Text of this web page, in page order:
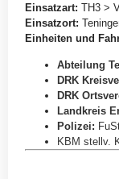
Einsatzart: TH3 >
Einsatzort:
Einheiten und
Abteilung
DRK
DRK
Landkreis
Polizei:
KBM stellv.